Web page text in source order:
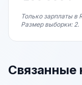
Только зарплаты в
Размер выборки: 2.
Связанные